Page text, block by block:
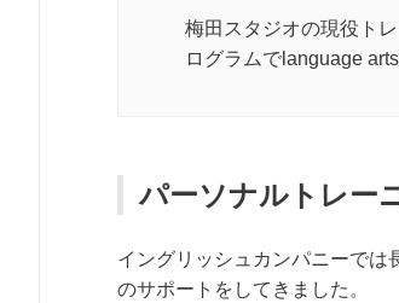
梅田スタジオの現役ト
ログラムでlanguage
パーソナルトレー
イングリッシュカンパニーでは
のサポートをしてきました。